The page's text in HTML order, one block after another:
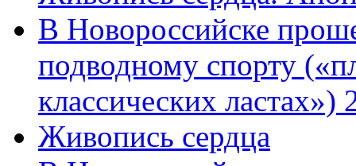
В Новороссийске
подводному спорту
классических
Живопись сердца